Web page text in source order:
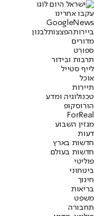
עקבו אחרינו
Googl eNews
ביירותהפצצותלבנון
מדורים
ספורט
תרבות ובידור
לייף סטייל
אוכל
תיירות
טכנולוגיה ומדע
הורוסקופ
ForReal
מגזין השבוע
דעות
חדשות בארץ
חדשות בעולם
פוליטי
ביטחוני
חינוך
בריאות
משפט
תחבורה